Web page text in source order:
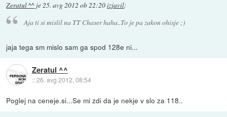
Zeratul ^^ je25. avg 2012 ob 22:20izjavil:
Aja ti si mislil na TT Chaser haha..To je pa zakon ohisje ;)
jaja tega sm mislo sam ga spod 128e ni...
Zeratul ^^
::26. avg 2012, 08:54
Poglej na ceneje.si...Se mi zdi da je nekje v slo za 118..